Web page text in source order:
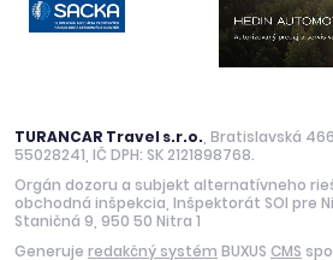
TURANCAR Travel s.r.o. , Bratislavská
55028241, IČ DPH: SK 2121898768.
Orgán dozoru a subjekt alternatívneho
obchodná inšpekcia, Inšpektorát SOI pre
Staničná 9, 950 50 Nitra 1
Generuje redakčný systém BUXUS CMS